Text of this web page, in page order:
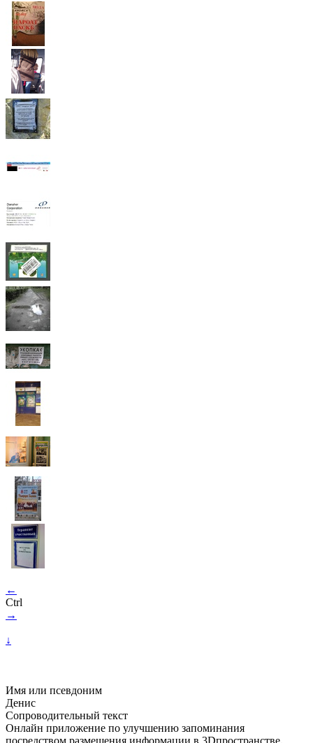
←
Ctrl
→
↓
Имя или псевдоним
Денис
Сопроводительный текст
Онлайн приложение по улучшению запоминания
посредством размещения информации в 3Dпространстве.